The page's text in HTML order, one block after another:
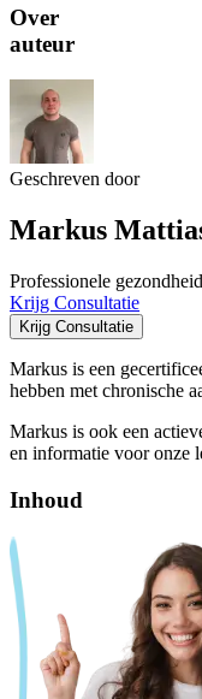
Over
auteur
Geschreven door
Markus
Professionele
Krijg Consultatie
Krijg Consultatie
Markus is een
hebben met chronische
Markus is ook een
en informatie voor onze
Inhoud